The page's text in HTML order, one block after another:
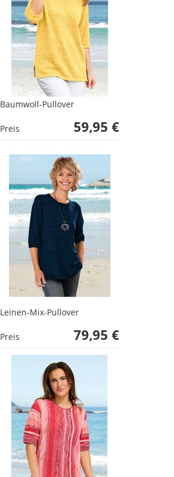
Baumwoll-Pullover
Preis 59,95 €
Leinen-Mix-Pullover
Preis 79,95 €